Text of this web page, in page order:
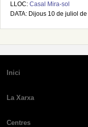
LLOC: Casal Mira-sol
DATA: Dijous 10 de juliol
Inici
La Xarxa
Centres